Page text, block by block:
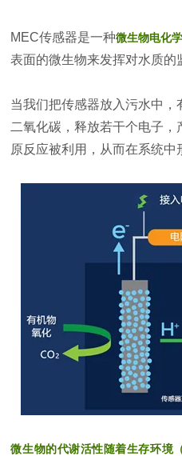
MEC传感器是一种微生物电化
表面的微生物来发挥对水质的
当我们把传感器放入污水中
二氧化碳，释放若干个电子
原反应被利用，从而在系统中
微生物的代谢活性随着生存环境